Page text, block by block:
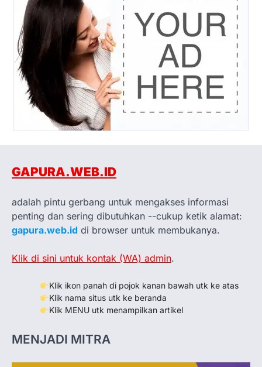
GAPURA.WEB.ID
adalah pintu gerbang untuk mengakses informasi
penting dan sering dibutuhkan --cukup ketik alamat:
gapura.web.id di browser untuk membukanya.
Klik di sini untuk kontak (WA) admin.
Klik ikon panah di pojok kanan bawah utk ke atas
Klik nama situs utk ke beranda
Klik MENU utk menampilkan artikel
MENJADI MITRA